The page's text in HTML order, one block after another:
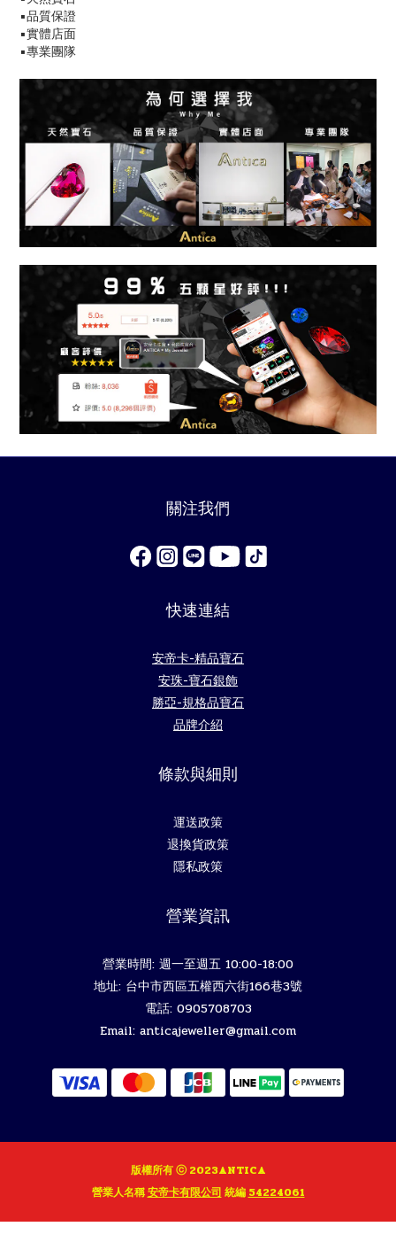
▪️品質保證
▪️實體店面
▪️專業團隊
關注我們
快速連結
安帝卡-精品寶石
安珠-寶石銀飾
勝亞-規格品寶石
品牌介紹
條款與細則
運送政策
退換貨政策
隱私政策
營業資訊
營業時間: 週一至週五 10:00-18:00
地址: 台中市西區五權西六街166巷3號
電話: 0905708703
Email: anticajeweller@gmail.com
版權所有 ⓒ 2023ANTICA
營業人名稱安帝卡有限公司 統編 54224061